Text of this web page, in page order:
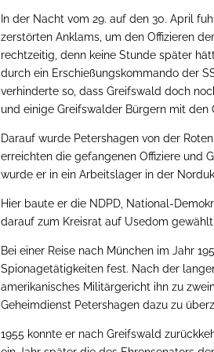
In der Nacht vom 29. auf den 30. April
zerstörten Anklams, um den Offizieren
rechtzeitig, denn keine Stunde später
durch ein Erschießungskommando der
verhinderte so, dass Greifswald doch
und einige Greifswalder Bürgern mit
Darauf wurde Petershagen von der
erreichten die gefangenen Offiziere und
wurde er in ein Arbeitslager in der
Hier baute er die NDPD, National-
darauf zum Kreisrat auf Usedom gewählt.
Bei einer Reise nach München im Jahr
Spionagetätigkeiten fest. Nach der
amerikanisches Militärgericht ihn zu
Geheimdienst Petershagen dazu zu
1955 konnte er nach Greifswald